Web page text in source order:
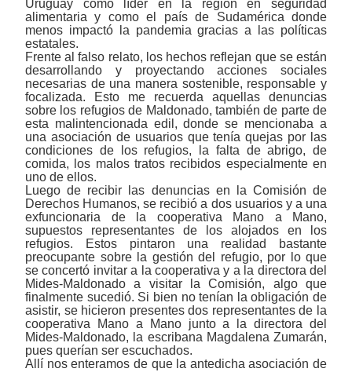
Uruguay como líder en la región en seguridad
alimentaria y como el país de Sudamérica donde
menos impactó la pandemia gracias a las políticas
estatales.
Frente al falso relato, los hechos reflejan que se están
desarrollando y proyectando acciones sociales
necesarias de una manera sostenible, responsable y
focalizada. Esto me recuerda aquellas denuncias
sobre los refugios de Maldonado, también de parte de
esta malintencionada edil, donde se mencionaba a
una asociación de usuarios que tenía quejas por las
condiciones de los refugios, la falta de abrigo, de
comida, los malos tratos recibidos especialmente en
uno de ellos.
Luego de recibir las denuncias en la Comisión de
Derechos Humanos,se recibió a dos usuarios y a una
exfuncionaria de la cooperativa Mano a Mano,
supuestos representantes de los alojados en los
refugios. Estos pintaron una realidad bastante
preocupante sobre la gestión del refugio, por lo que
se concertó invitar a la cooperativa y a la directora del
Mides-Maldonado a visitar la Comisión, algo que
finalmente sucedió. Si bien no tenían la obligación de
asistir, se hicieron presentes dos representantes de la
cooperativa Mano a Mano junto a la directora del
Mides-Maldonado, la escribana Magdalena Zumarán,
pues querían ser escuchados.
Allí nos enteramos de que la antedicha asociación de